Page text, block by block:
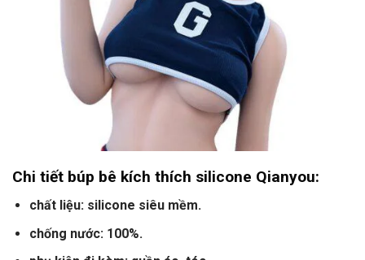
Chi tiết búp bê kích thích silicone Qianyou:
chất liệu: silicone siêu mềm.
chống nước: 100%.